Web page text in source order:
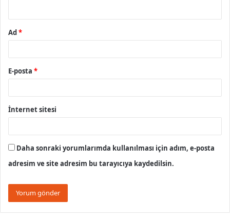
Ad*
E-posta *
İnternet sitesi
Daha sonraki yorumlarımda kullanılması için adım, e-posta
adresim ve site adresim bu tarayıcıya kaydedilsin.